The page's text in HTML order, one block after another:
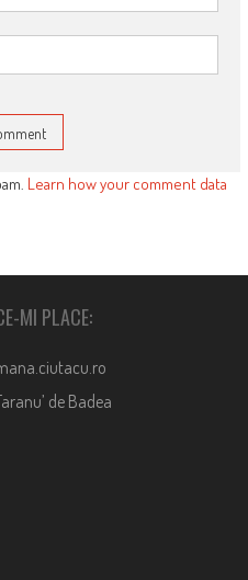
Learn how your comment data
MI PLACE:
de Badea